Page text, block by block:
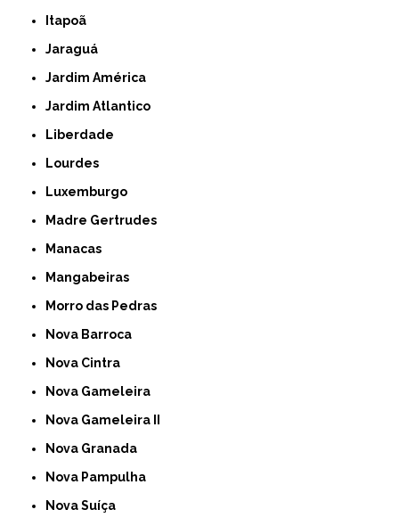
Itapoã
Jaraguá
Jardim América
Jardim Atlantico
Liberdade
Lourdes
Luxemburgo
Madre Gertrudes
Manacas
Mangabeiras
Morro das Pedras
Nova Barroca
Nova Cintra
Nova Gameleira
Nova Gameleira II
Nova Granada
Nova Pampulha
Nova Suíça